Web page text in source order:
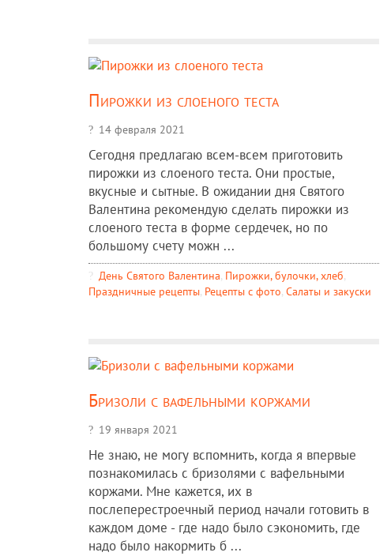
Пирожки из слоеного теста
14 февраля 2021
Сегодня предлагаю всем-всем приготовить
пирожки из слоеного теста. Они простые,
вкусные и сытные. В ожидании дня Святого
Валентина рекомендую сделать пирожки из
слоеного теста в форме сердечек, но по
большому счету можн ...
День Святого Валентина, Пирожки, булочки, хлеб,
Праздничные рецепты, Рецепты c фото, Салаты и закуски
Бризоли с вафельными коржами
19 января 2021
Не знаю, не могу вспомнить, когда я впервые
познакомилась с бризолями с вафельными
коржами. Мне кажется, их в
послеперестроечный период начали готовить в
каждом доме - где надо было сэкономить, где
надо было накормить б ...